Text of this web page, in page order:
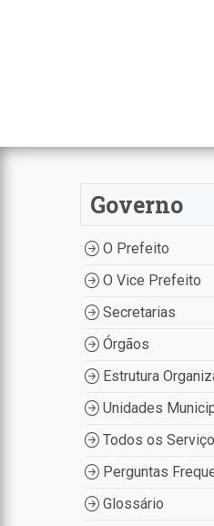
Governo
O Prefeito
O Vice Prefeito
Secretarias
Órgãos
Estrutura
Unidades
Todos os
Perguntas
Glossário